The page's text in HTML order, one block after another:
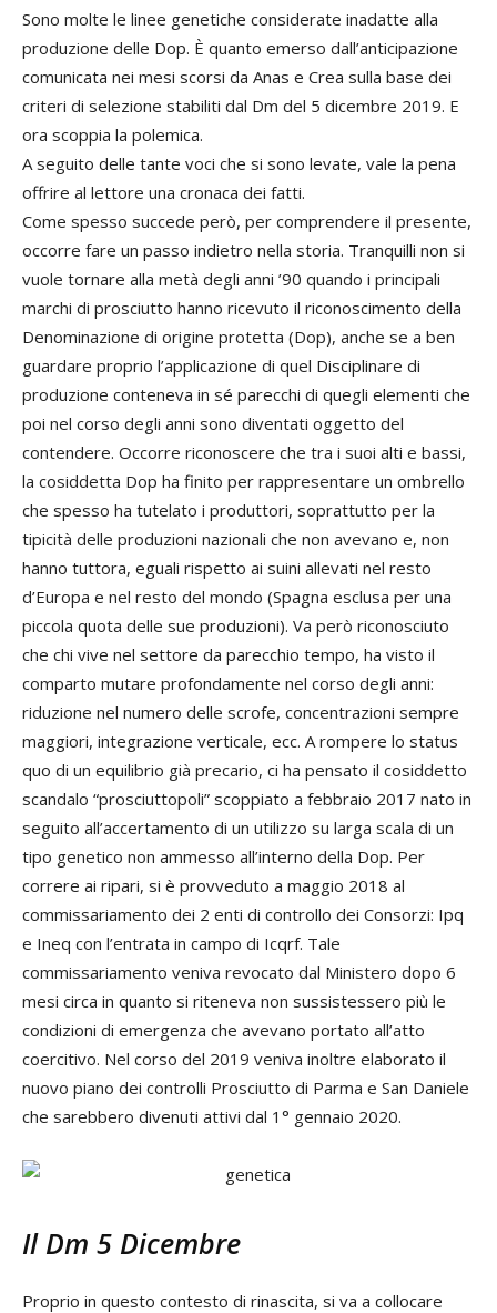
Sono molte le linee genetiche considerate inadatte alla
produzione delle Dop. È quanto emerso dall’anticipazione
comunicata nei mesi scorsi da Anas e Crea sulla base dei
criteri di selezione stabiliti dal Dm del 5 dicembre 2019. E
ora scoppia la polemica.
A seguito delle tante voci che si sono levate, vale la pena
offrire al lettore una cronaca dei fatti.
Come spesso succede però, per comprendere il presente,
occorre fare un passo indietro nella storia. Tranquilli non si
vuole tornare alla metà degli anni ’90 quando i principali
marchi di prosciutto hanno ricevuto il riconoscimento della
Denominazione di origine protetta (Dop), anche se a ben
guardare proprio l’applicazione di quel Disciplinare di
produzione conteneva in sé parecchi di quegli elementi che
poi nel corso degli anni sono diventati oggetto del
contendere. Occorre riconoscere che tra i suoi alti e bassi,
la cosiddetta Dop ha finito per rappresentare un ombrello
che spesso ha tutelato i produttori, soprattutto per la
tipicità delle produzioni nazionali che non avevano e, non
hanno tuttora, eguali rispetto ai suini allevati nel resto
d’Europa e nel resto del mondo (Spagna esclusa per una
piccola quota delle sue produzioni). Va però riconosciuto
che chi vive nel settore da parecchio tempo, ha visto il
comparto mutare profondamente nel corso degli anni:
riduzione nel numero delle scrofe, concentrazioni sempre
maggiori, integrazione verticale, ecc. A rompere lo status
quo di un equilibrio già precario, ci ha pensato il cosiddetto
scandalo “prosciuttopoli” scoppiato a febbraio 2017 nato in
seguito all’accertamento di un utilizzo su larga scala di un
tipo genetico non ammesso all’interno della Dop. Per
correre ai ripari, si è provveduto a maggio 2018 al
commissariamento dei 2 enti di controllo dei Consorzi: Ipq
e Ineq con l’entrata in campo di Icqrf. Tale
commissariamento veniva revocato dal Ministero dopo 6
mesi circa in quanto si riteneva non sussistessero più le
condizioni di emergenza che avevano portato all’atto
coercitivo. Nel corso del 2019 veniva inoltre elaborato il
nuovo piano dei controlli Prosciutto di Parma e San Daniele
che sarebbero divenuti attivi dal 1° gennaio 2020.
Il Dm 5 Dicembre
Proprio in questo contesto di rinascita, si va a collocare